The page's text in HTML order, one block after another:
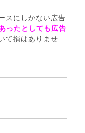
スにしかない広告
ったとしても広告
て損はありませ